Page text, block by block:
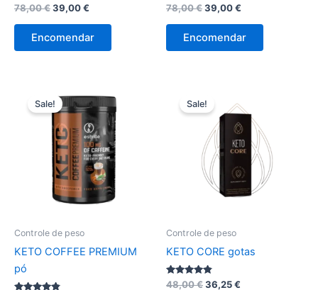
Avaliação
4.75
de 5
78,00€O
original
era:
39,00€
é:
Encomendar
Avaliação
4.50
de 5
78,00€O
original
era:
39,00€
é:
Encomendar
Sale!
Controle de peso
KETO COFFEE PREMIUM
pó
Sale!
Controle de peso
KETO CORE gotas
Avaliação
48,00€O
36,25€